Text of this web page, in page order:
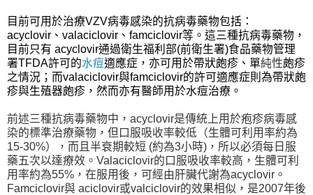
目前可用於治療VZV病毒感染的抗病毒藥物包括：
acyclovir、valaciclovir、famciclovir等。這三種抗病毒藥物，
目前只有 acyclovir通過衛生福利部(前衛生署)食品藥物管理
署TFDA許可的水痘適應症，亦可用於帶狀皰疹、單純性皰疹
之情況；而valaciclovir與famciclovir的許可適應症則為帶狀皰
疹與生殖器皰疹，然而亦有醫師用於水痘治療。
前述三種抗病毒藥物中，acyclovir是傳統上用於疱疹病毒感
染的標準治療藥物，但口服吸收率較低（生體可利用率約為
15-30%），而且半衰期較短 (約為3小時)，所以必須每日服
藥五次以達療效。Valaciclovir的口服吸收率較高，生體可利
用率約為55%，在服用後，可經由肝臟代謝為acyclovir。
Famciclovir與 aciclovir或valciclovir的效果相似，是2007年後